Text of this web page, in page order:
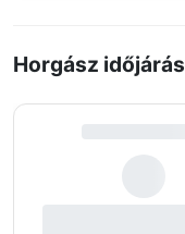
Horgász időjárás